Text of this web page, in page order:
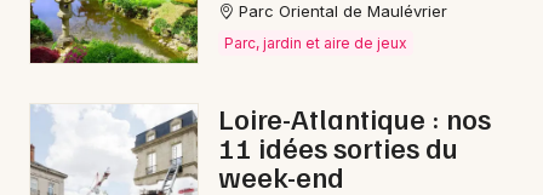
Parc Oriental de Maulévrier
Parc, jardin et aire de jeux
Loire-Atlantique : nos
11 idées sorties du
week-end